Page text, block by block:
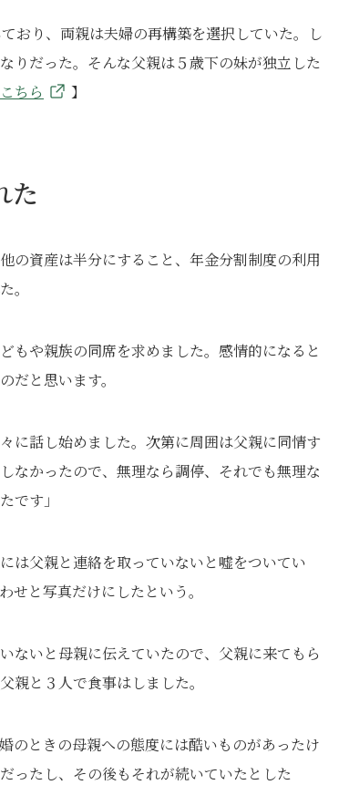
おり、両親は夫婦の再構築を選択していた。し
りだった。そんな父親は５歳下の妹が独立した
こちら 】
た
の資産は半分にすること、年金分割制度の利用
。
もや親族の同席を求めました。感情的になると
と思います。
に話し始めました。次第に周囲は父親に同情す
なかったので、無理なら調停、それでも無理な
です」
は父親と連絡を取っていないと嘘をついてい
と写真だけにしたという。
ないと母親に伝えていたので、父親に来てもら
親と３人で食事はしました。
のときの母親への態度には酷いものがあったけ
ったし、その後もそれが続いていたとした